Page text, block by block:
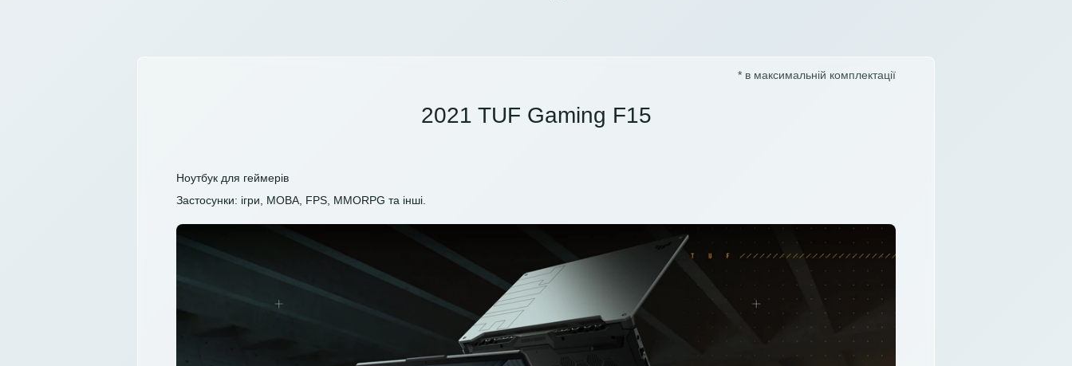
* в максимальній комплектації
2021 TUF Gaming F15
Ноутбук для геймерів
Застосунки: ігри, MOBA, FPS, MMORPG та інші.